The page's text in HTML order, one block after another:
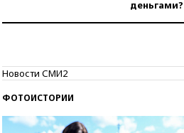
деньгами?
Новости СМИ2
ФОТОИСТОРИИ